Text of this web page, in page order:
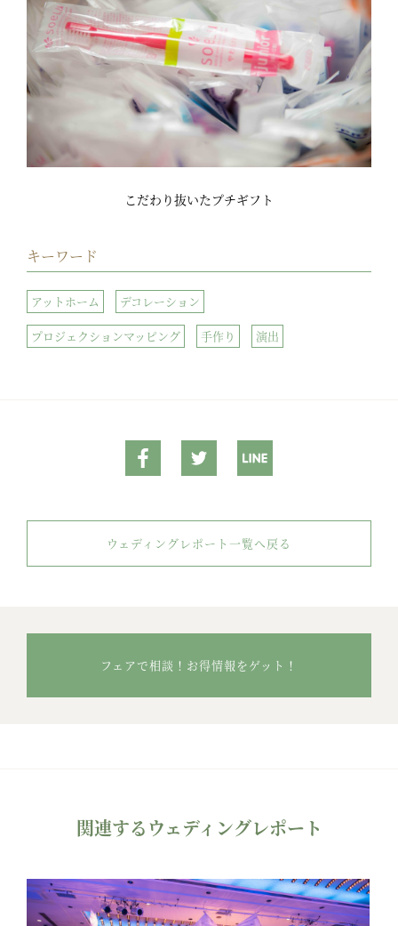
こだわり抜いたプチギフト
キーワード
アットホーム デコレーション
プロジェクションマッピング 手作り 演出
ウェディングレポート一覧へ戻る
フェアで相談！お得情報をゲット！
関連するウェディングレポート